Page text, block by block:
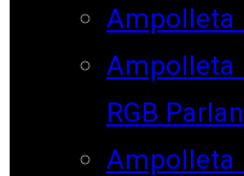
Ampolleta
Ampolleta
RGB
Ampolleta